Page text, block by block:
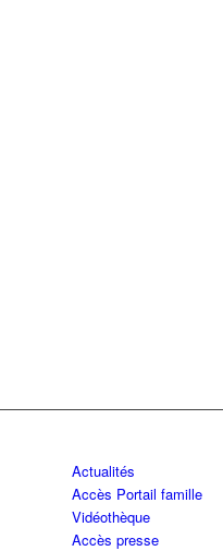
Actualités
Accès Portail famille
Vidéothèque
Accès presse